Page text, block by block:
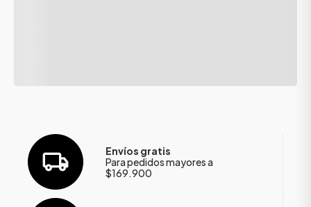
Envíos gratis
Para pedidos mayores a
$169.900